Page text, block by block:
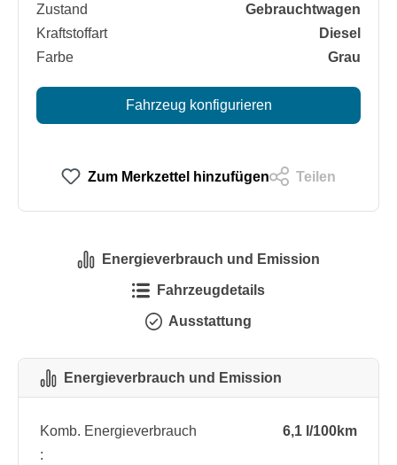
Zustand
Gebrauchtwagen
Kraftstoffart
Diesel
Farbe
Grau
Fahrzeug konfigurieren
Zum Merkzettel hinzufügen Teilen
Energieverbrauch und Emission
Fahrzeugdetails
Ausstattung
Energieverbrauch und Emission
Komb. Energieverbrauch
:
6,1 l/100km